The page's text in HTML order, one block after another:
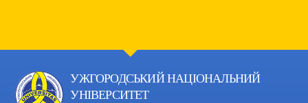
УЖГОРОДСЬКИЙ НАЦІОНАЛЬНИЙ
УНІВЕРСИТЕТ